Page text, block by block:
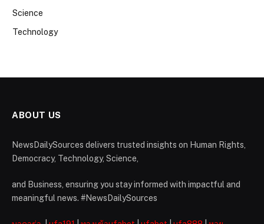
Science
Technology
ABOUT US
NewsDailySources delivers trusted insights on Human Rights,
Democracy, Technology, Science,
and Business, ensuring you stay informed with impactful and
meaningful news. #NewsDailySources